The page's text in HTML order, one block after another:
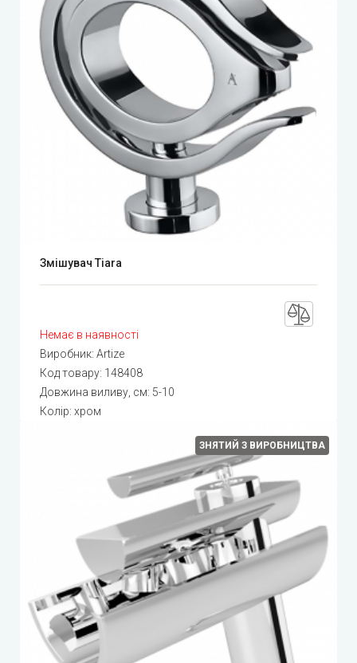
Змішувач Tiara
Немає в наявності
Виробник: Artize
Код товару: 148408
Довжина виливу, см: 5-10
Колір: хром
ЗНЯТИЙ З ВИРОБНИЦТВА